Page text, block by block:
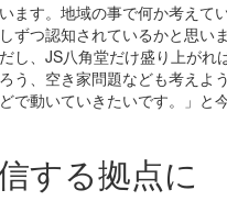
ます。地域の事で何か考えて
ずつ認知されているかと思い
し、JS八角堂だけ盛り上がれ
う、空き家問題なども考えよ
で動いていきたいです。」と
する拠点に